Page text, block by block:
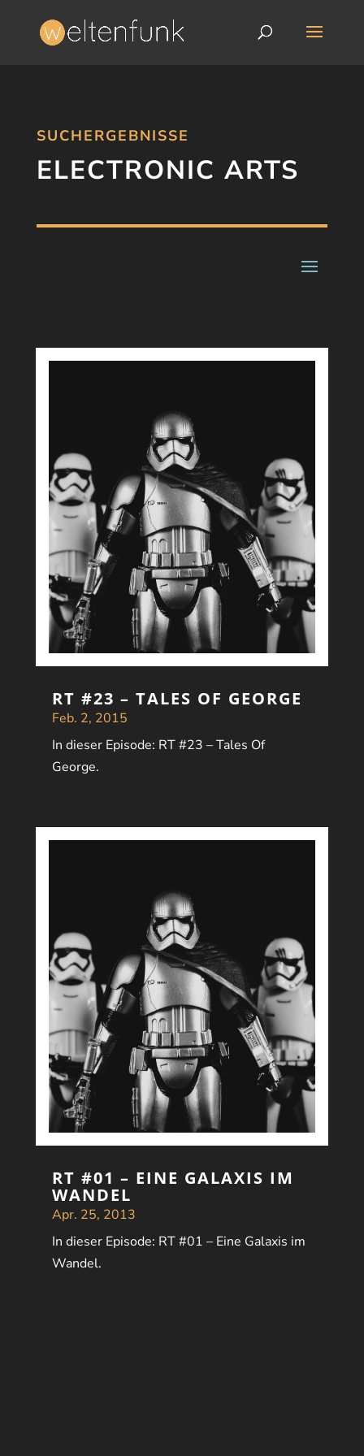
SUCHERGEBNISSE
ELECTRONIC ARTS
RT #23 – TALES OF GEORGE
Feb. 2, 2015
In dieser Episode: RT #23 – Tales Of
George.
RT #01 – EINE GALAXIS IM
WANDEL
Apr. 25, 2013
In dieser Episode: RT #01 – Eine Galaxis im
Wandel.